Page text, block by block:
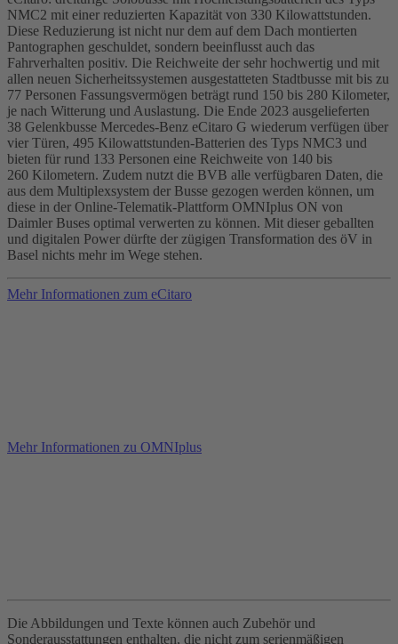
NMC2 mit einer reduzierten Kapazität von 330 Kilowattstunden.
Diese Reduzierung ist nicht nur dem auf dem Dach montierten
Pantographen geschuldet, sondern beeinflusst auch das
Fahrverhalten positiv. Die Reichweite der sehr hochwertig und mit
allen neuen Sicherheitssystemen ausgestatteten Stadtbusse mit bis zu
77 Personen Fassungsvermögen beträgt rund 150 bis 280 Kilometer,
je nach Witterung und Auslastung. Die Ende 2023 ausgelieferten
38 Gelenkbusse Mercedes‑Benz eCitaro G wiederum verfügen über
vier Türen, 495 Kilowattstunden-Batterien des Typs NMC3 und
bieten für rund 133 Personen eine Reichweite von 140 bis
260 Kilometern. Zudem nutzt die BVB alle verfügbaren Daten, die
aus dem Multiplexsystem der Busse gezogen werden können, um
diese in der Online-Telematik-Plattform OMNIplus ON von
Daimler Buses optimal verwerten zu können. Mit dieser geballten
und digitalen Power dürfte der zügigen Transformation des öV in
Basel nichts mehr im Wege stehen.
Mehr Informationen zum eCitaro
Mehr Informationen zu OMNIplus
Die Abbildungen und Texte können auch Zubehör und
Sonderausstattungen enthalten, die nicht zum serienmäßigen